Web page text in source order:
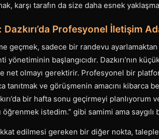
karşı tarafın da size daha esnek
Dazkırı’da Profesyonel İletişim
geçmek, sadece bir randevu
yönetiminin başlangıcıdır. Dazkırı’nın
net olmayı gerektirir. Profesyonel bir
tanıtmak ve görüşmenin amacını kibarca
bir hafta sonu geçirmeyi
öğrenmek istedim.” gibi samimi ama
edilmesi gereken bir diğer nokta,